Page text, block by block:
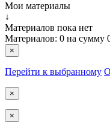
Мои материалы
↓
Материалов пока нет
Материалов: 0 на сумму
×
Перейти к выбранному
×
×